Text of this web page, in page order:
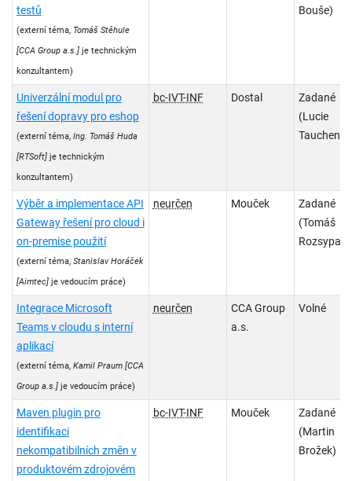
testů
(externí téma, Tomáš Stěhule
[CCA Group a.s.]je technickým
konzultantem)
Bouše)
Univerzální modul pro
řešení dopravy pro eshop
(externí téma, Ing. Tomáš Huda
[RTSoft]je technickým
konzultantem)
bc-IVT-INF Dostal
Zadané
(Lucie
Výběr a implementace API
Gateway řešení pro cloud i
on-premise použití
(externí téma, Stanislav Horáček
[Aimtec]je vedoucím práce)
neurčen Mouček
Zadané
(Tomáš
Rozsypal)
Integrace Microsoft
Teams v cloudu s interní
aplikací
(externí téma, Kamil Praum [CCA
Group a.s.]je vedoucím práce)
neurčen
CCA Group
a.s.
Volné
Maven plugin pro
identifikaci
nekompatibilních změn v
produktovém zdrojovém
bc-IVT-INF Mouček
Zadané
(Martin
Brožek)